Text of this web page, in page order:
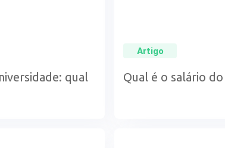
qual
Artigo
Qual é o salário